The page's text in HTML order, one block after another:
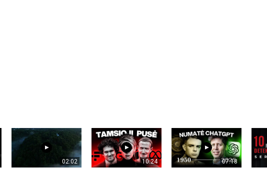
02:02 10:24 07:18